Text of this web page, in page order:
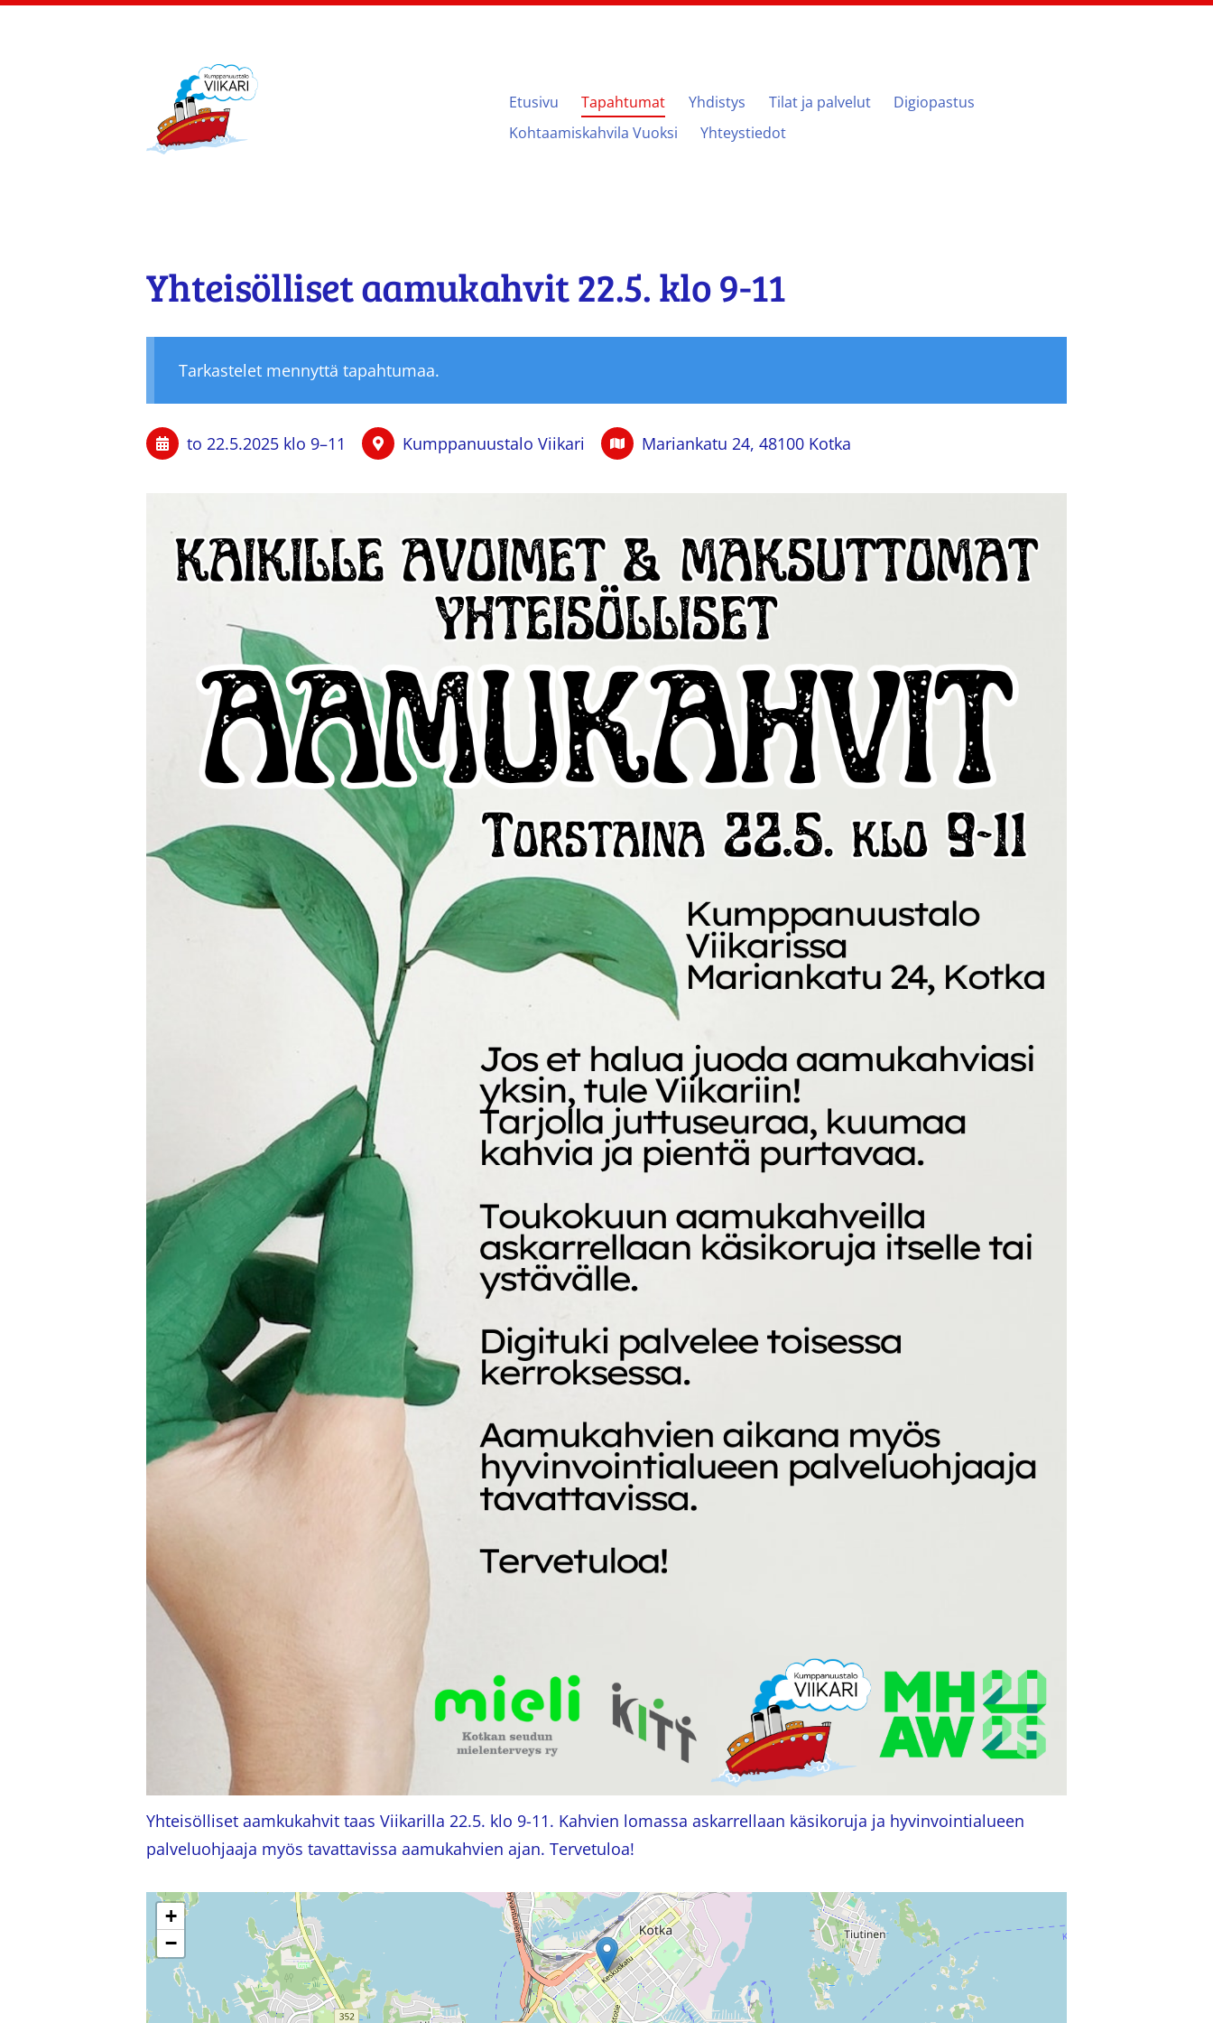
Kumppanuustalo Viikari
Etusivu Tapahtumat Yhdistys Tilat ja palvelut
Digiopastus
Kohtaamiskahvila Vuoksi
Yhteystiedot
Yhteisölliset aamukahvit 22.5. klo 9-11
Tarkastelet mennyttä tapahtumaa.
to 22.5.2025 klo 9–11 Kumppanuustalo Viikari Mariankatu 24, 48100 Kotka
Yhteisölliset aamkukahvit taas Viikarilla 22.5. klo 9-11. Kahvien lomassa askarrellaan käsikoruja ja hyvinvointialueen
palveluohjaaja myös tavattavissa aamukahvien ajan. Tervetuloa!
+
−